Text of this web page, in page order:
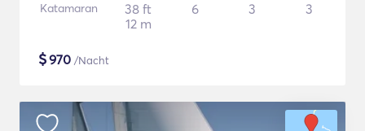
Katamaran
38 ft
12 m
6 3 3
$970 /Nacht